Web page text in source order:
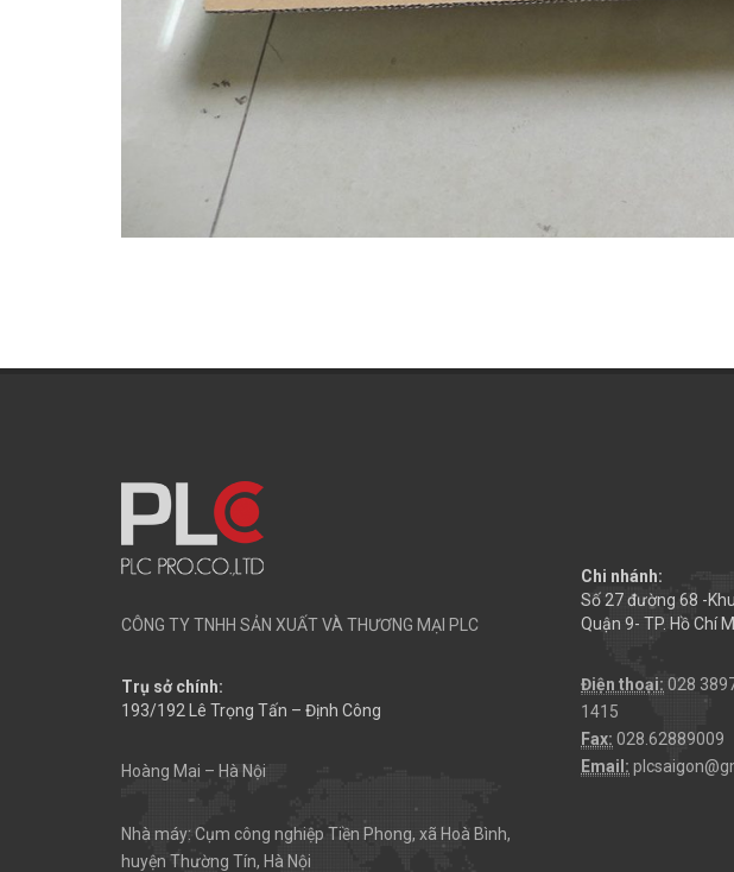
CÔNG TY TNHH SẢN XUẤT VÀ THƯƠNG MẠI PLC
Trụ sở chính:
193/192 Lê Trọng Tấn – Định Công
Hoàng Mai – Hà Nội
Nhà máy: Cụm công nghiệp Tiền Phong, xã Hoà Bình,
huyện Thường Tín, Hà Nội
Chi nhánh:
Số 27 đường 68 -
Quận 9- TP. Hồ Chí
Điện thoại: 028
1415
Fax: 028.62889009
Email: